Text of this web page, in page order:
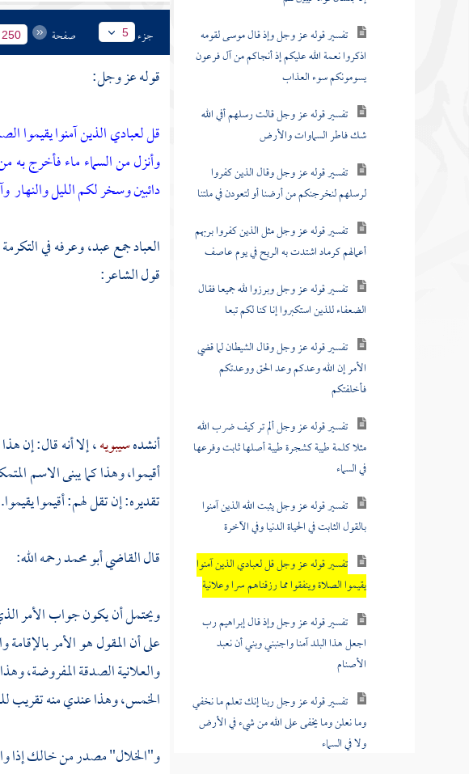
تفسير قوله عز وجل وإذ قال موسى لقومه
اذكروا نعمة الله عليكم إذ أنجاكم من آل فرعون
يسومونكم سوء العذاب
تفسير قوله عز وجل قالت رسلهم أفي الله
شك فاطر السماوات والأرض
تفسير قوله عز وجل وقال الذين كفروا
لرسلهم لنخرجنكم من أرضنا أو لتعودن في ملتنا
تفسير قوله عز وجل مثل الذين كفروا بربهم
أعمالهم كرماد اشتدت به الريح في يوم عاصف
تفسير قوله عز وجل وبرزوا لله جميعا فقال
الضعفاء للذين استكبروا إنا كنا لكم تبعا
تفسير قوله عز وجل وقال الشيطان لما قضي
الأمر إن الله وعدكم وعد الحق ووعدتكم
فأخلفتكم
تفسير قوله عز وجل ألم تر كيف ضرب الله
مثلا كلمة طيبة كشجرة طيبة أصلها ثابت وفرعها
في السماء
تفسير قوله عز وجل يثبت الله الذين آمنوا
بالقول الثابت في الحياة الدنيا وفي الآخرة
تفسير قوله عز وجل قل لعبادي الذين آمنوا
يقيموا الصلاة وينفقوا مما رزقناهم سرا وعلانية
تفسير قوله عز وجل وإذ قال إبراهيم رب
اجعل هذا البلد آمنا واجنبني وبني أن نعبد
الأصنام
تفسير قوله عز وجل ربنا إنك تعلم ما نخفي
وما نعلن وما يخفى على الله من شيء في الأرض
ولا في السماء
جزء 5 صفحة 250
قوله عز وجل:
قل لعبادي الذين آمنوا يقيموا
وأنزل من السماء ماء فأخرج
دائبين وسخر لكم الليل والنهار
العباد جمع عبد، وعرفه في
قول الشاعر:
أنشدهسيبويه، إلا أنه قال: إن
أقيموا، وهذا كما يبنى الاسم
تقديره: إن تقل لهم: أقيموا يقيموا.
قالالقاضي أبو محمدرحمه الله:
ويحتمل أن يكون جواب الأمر
على أن المقول هو الأمر
والعلانية الصدقة المفروضة،
الخمس، وهذا عندي منه
و"الخلال" مصدر من خالك إذا